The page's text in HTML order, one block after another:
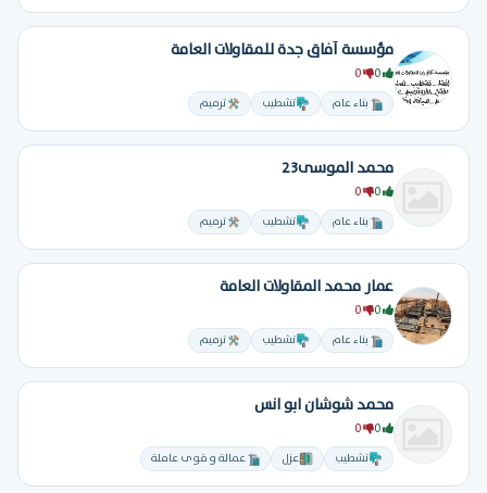
مؤسسة آفاق جدة للمقاولات العامة
بناء عام تشطيب ترميم
محمد الموسى23
بناء عام تشطيب ترميم
عمار محمد المقاولات العامة
بناء عام تشطيب ترميم
محمد شوشان ابو انس
تشطيب عزل عمالة و قوى عاملة